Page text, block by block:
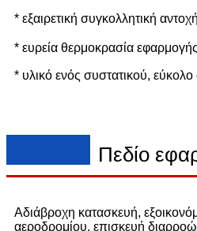
* εξαιρετική συγκολλητική
* ευρεία θερμοκρασία
* υλικό ενός συστατικού,
Πεδίο
Αδιάβροχη κατασκευή,
αεροδρομίου, επισκευή